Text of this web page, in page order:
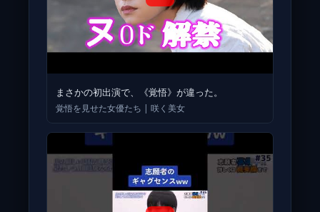
まさかの初出演で、《覚悟》が違った。
覚悟を見せた女優たち | 咲く美女